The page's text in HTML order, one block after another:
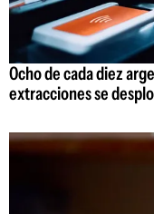
Ocho de cada diez
extracciones se